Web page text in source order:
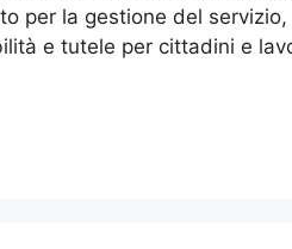
per la gestione del
e tutele per cittadini e